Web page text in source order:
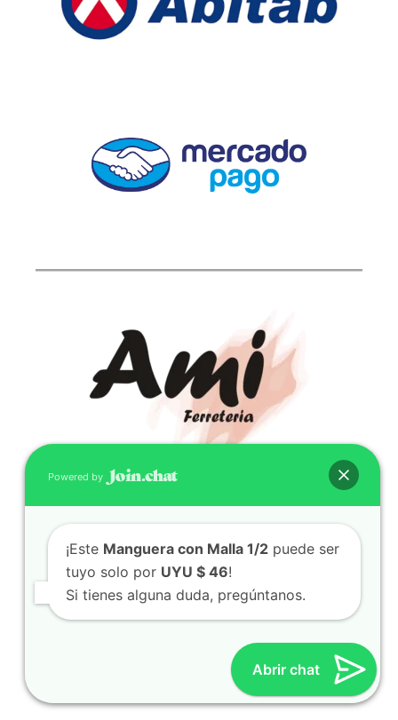
CONTACTO
(598) 099 466 212
correo@ferreami.com.uy
099 466 212
Facebook
Instagram
© 2021 – Ferretería AMI – Canelones, Uruguay | Creado
Viajar, Sudamérica en Auto
Powered by
¡Este Manguera con Malla 1/2 puede ser
tuyo solo por UYU $ 46!
Si tienes alguna duda, pregúntanos.
Abrir chat